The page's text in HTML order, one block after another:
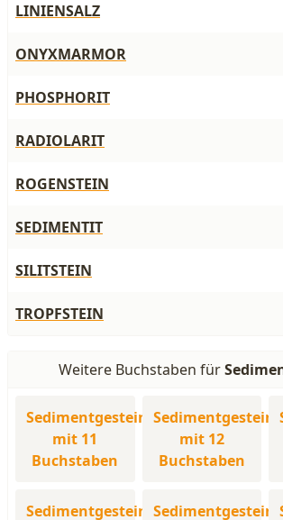
LINIENSALZ
ONYXMARMOR
PHOSPHORIT
RADIOLARIT
ROGENSTEIN
SEDIMENTIT
SILITSTEIN
TROPFSTEIN
Weitere Buchstaben für
Sedimentgestein
mit 11
Buchstaben
Sedimentgestein
mit 12
Buchstaben
Sedimentgestein Sedimentgestein